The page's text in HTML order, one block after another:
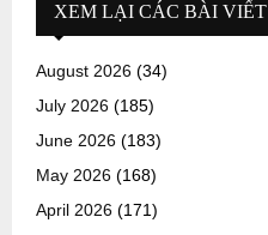
XEM LẠI CÁC BÀI VIẾT
August 2026 (34)
July 2026 (185)
June 2026 (183)
May 2026 (168)
April 2026 (171)